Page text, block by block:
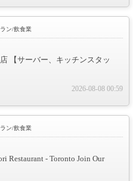
ン/飲食業
【サーバー、キッチンスタッ
2026-08-08 00:59
ン/飲食業
Restaurant - Toronto Join Our